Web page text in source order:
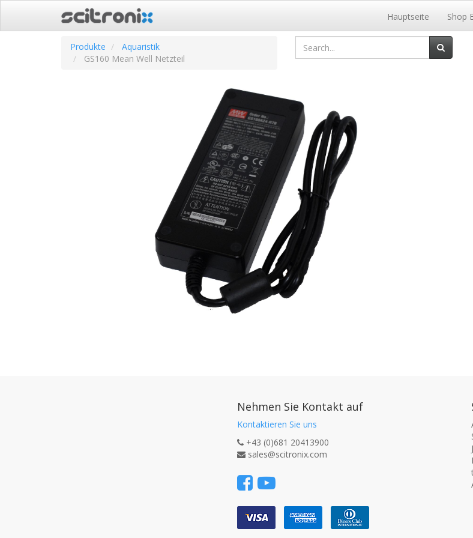
Hauptseite Shop
Produkte
Aquaristik
GS160 Mean Well Netzteil
Nehmen Sie Kontakt auf
Kontaktieren Sie uns
+43 (0)681 20413900
sales@scitronix.com